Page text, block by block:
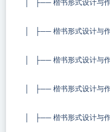
│ ├── 楷书形式设计与作
│ ├── 楷书形式设计与作
│ ├── 楷书形式设计与作
│ ├── 楷书形式设计与作
│ ├── 楷书形式设计与作